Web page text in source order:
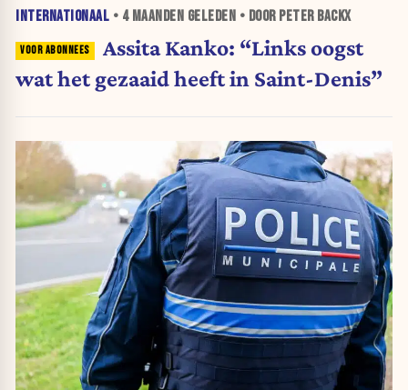
INTERNATIONAAL • 4 MAANDEN GELEDEN • DOOR PETER BACKX
Assita Kanko: “Links oogst
wat het gezaaid heeft in Saint-Denis”